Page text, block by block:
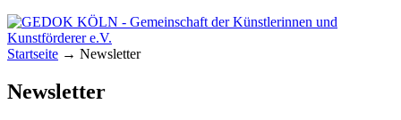
GEDOK KÖLN
Gemeinschaft der Künstlerinnen und
Kunstförderer e.V.
Startseite → Newsletter
Newsletter